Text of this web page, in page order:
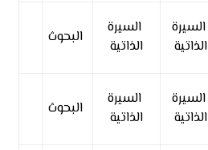
السيرة
الذاتية
السيرة
الذاتية
البحوث
السيرة
الذاتية
السيرة
الذاتية
البحوث